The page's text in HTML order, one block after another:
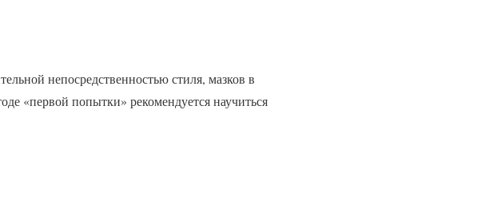
непосредственностью стиля, мазков в
«первой попытки» рекомендуется научиться